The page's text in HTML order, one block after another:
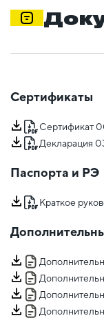
Сертификаты
Сертификат
Декларация
Паспорта и РЭ
Краткое